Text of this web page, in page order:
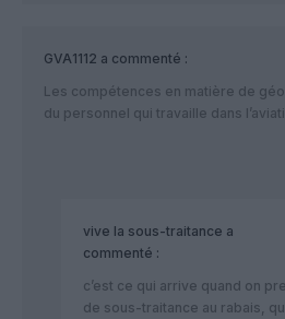
GVA1112 a commenté :
Les compétences en matière de
du personnel qui travaille dans
vive la sous-traitance a
commenté :
c’est ce qui arrive quand on
de sous-traitance au rabais,